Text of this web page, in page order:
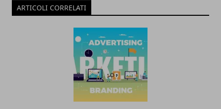
ARTICOLI CORRELATI